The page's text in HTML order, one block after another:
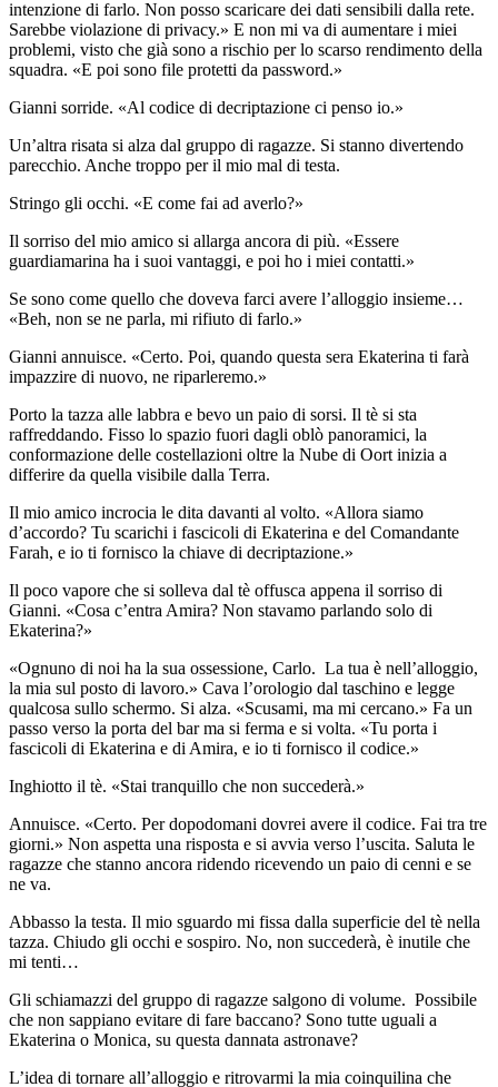
intenzione di farlo. Non posso scaricare dei dati sensibili dalla rete.
Sarebbe violazione di privacy.» E non mi va di aumentare i miei
problemi, visto che già sono a rischio per lo scarso rendimento della
squadra. «E poi sono file protetti da password.»
Gianni sorride. «Al codice di decriptazione ci penso io.»
Un’altra risata si alza dal gruppo di ragazze. Si stanno divertendo
parecchio. Anche troppo per il mio mal di testa.
Stringo gli occhi. «E come fai ad averlo?»
Il sorriso del mio amico si allarga ancora di più. «Essere
guardiamarina ha i suoi vantaggi, e poi ho i miei contatti.»
Se sono come quello che doveva farci avere l’alloggio insieme…
«Beh, non se ne parla, mi rifiuto di farlo.»
Gianni annuisce. «Certo. Poi, quando questa sera Ekaterina ti farà
impazzire di nuovo, ne riparleremo.»
Porto la tazza alle labbra e bevo un paio di sorsi. Il tè si sta
raffreddando. Fisso lo spazio fuori dagli oblò panoramici, la
conformazione delle costellazioni oltre la Nube di Oort inizia a
differire da quella visibile dalla Terra.
Il mio amico incrocia le dita davanti al volto. «Allora siamo
d’accordo? Tu scarichi i fascicoli di Ekaterina e del Comandante
Farah, e io ti fornisco la chiave di decriptazione.»
Il poco vapore che si solleva dal tè offusca appena il sorriso di
Gianni. «Cosa c’entra Amira? Non stavamo parlando solo di
Ekaterina?»
«Ognuno di noi ha la sua ossessione, Carlo. La tua è nell’alloggio,
la mia sul posto di lavoro.» Cava l’orologio dal taschino e legge
qualcosa sullo schermo. Si alza. «Scusami, ma mi cercano.» Fa un
passo verso la porta del bar ma si ferma e si volta. «Tu porta i
fascicoli di Ekaterina e di Amira, e io ti fornisco il codice.»
Inghiotto il tè. «Stai tranquillo che non succederà.»
Annuisce. «Certo. Per dopodomani dovrei avere il codice. Fai tra tre
giorni.» Non aspetta una risposta e si avvia verso l’uscita. Saluta le
ragazze che stanno ancora ridendo ricevendo un paio di cenni e se
ne va.
Abbasso la testa. Il mio sguardo mi fissa dalla superficie del tè nella
tazza. Chiudo gli occhi e sospiro. No, non succederà, è inutile che
mi tenti…
Gli schiamazzi del gruppo di ragazze salgono di volume. Possibile
che non sappiano evitare di fare baccano? Sono tutte uguali a
Ekaterina o Monica, su questa dannata astronave?
L’idea di tornare all’alloggio e ritrovarmi la mia coinquilina che